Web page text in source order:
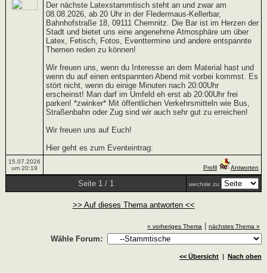
Der nächste Latexstammtisch steht an und zwar am
08.08.2026, ab 20 Uhr in der Fledermaus-Kellerbar,
Bahnhofstraße 18, 09111 Chemnitz. Die Bar ist im Herzen der
Stadt und bietet uns eine angenehme Atmosphäre um über
Latex, Fetisch, Fotos, Eventtermine und andere entspannte
Themen reden zu können!
Wir freuen uns, wenn du Interesse an dem Material hast und
wenn du auf einen entspannten Abend mit vorbei kommst. Es
stört nicht, wenn du einige Minuten nach 20:00Uhr
erscheinst! Man darf im Umfeld eh erst ab 20:00Uhr frei
parken! *zwinker* Mit öffentlichen Verkehrsmitteln wie Bus,
Straßenbahn oder Zug sind wir auch sehr gut zu erreichen!
Wir freuen uns auf Euch!
Hier geht es zum Eventeintrag:
15.07.2026
um 20:19
Profil Antworten
Seite 1 / 1 wechsle zu
>> Auf dieses Thema antworten <<
« vorheriges Thema nächstes Thema »
Wähle Forum:
<< Übersicht | Nach oben